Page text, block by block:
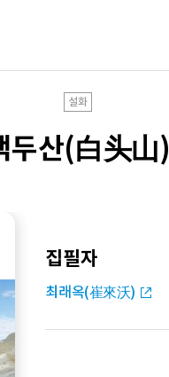
설화
두산(白头山)
집필자
최래옥(崔來沃)